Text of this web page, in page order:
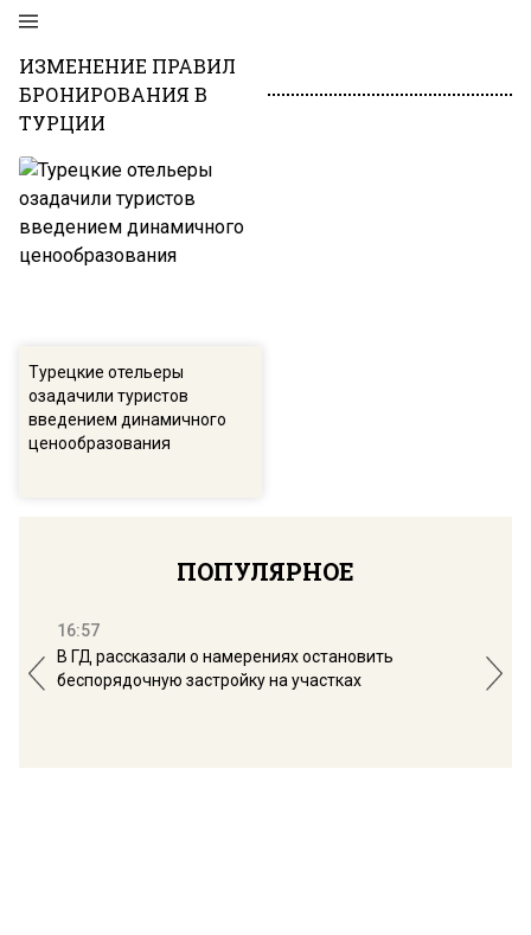
ИЗМЕНЕНИЕ ПРАВИЛ
БРОНИРОВАНИЯ В
ТУРЦИИ
Турецкие отельеры
озадачили туристов
введением динамичного
ценообразования
ПОПУЛЯРНОЕ
16:57
В ГД рассказали о намерениях остановить
беспорядочную застройку на участках